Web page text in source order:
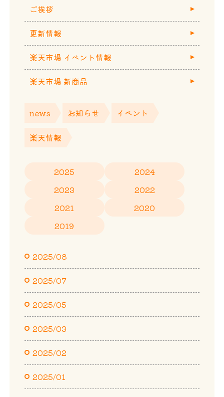
ご挨拶
更新情報
楽天市場 イベント情報
楽天市場 新商品
news お知らせ イベント
楽天情報
2025
2024
2023
2022
2021
2020
2019
2025/08
2025/07
2025/05
2025/03
2025/02
2025/01